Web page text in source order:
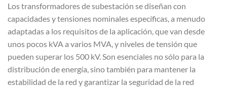
Los transformadores de subestación se diseñan con
capacidades y tensiones nominales específicas, a menudo
adaptadas a los requisitos de la aplicación, que van desde
unos pocos kVA a varios MVA, y niveles de tensión que
pueden superar los 500 kV. Son esenciales no sólo para la
distribución de energía, sino también para mantener la
estabilidad de la red y garantizar la seguridad de la red